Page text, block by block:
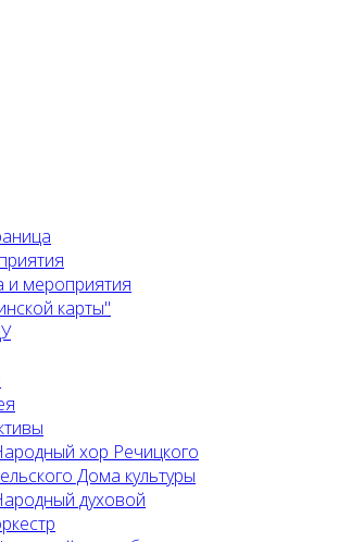
мероприятия
карты"
хор Речицкого
Дома культуры
духовой